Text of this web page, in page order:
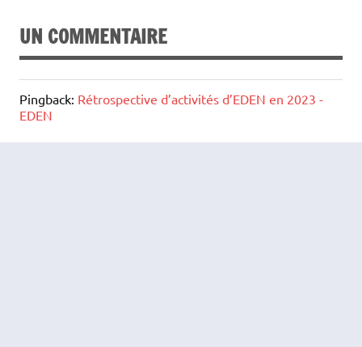
UN COMMENTAIRE
Pingback: Rétrospective d’activités d’EDEN en 2023 -
EDEN